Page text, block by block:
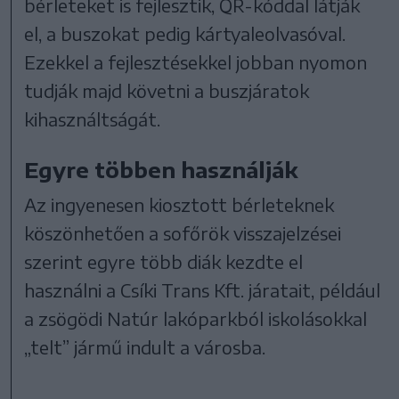
bérleteket is fejlesztik, QR-kóddal látják
el, a buszokat pedig kártyaleolvasóval.
Ezekkel a fejlesztésekkel jobban nyomon
tudják majd követni a buszjáratok
kihasználtságát.
Egyre többen használják
Az ingyenesen kiosztott bérleteknek
köszönhetően a sofőrök visszajelzései
szerint egyre több diák kezdte el
használni a Csíki Trans Kft. járatait, például
a zsögödi Natúr lakóparkból iskolásokkal
„telt” jármű indult a városba.